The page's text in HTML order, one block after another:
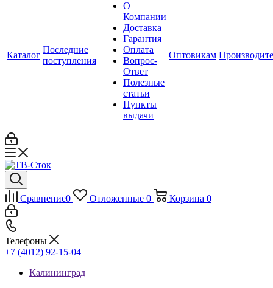
Каталог
Последние
поступления
О
Компании
Доставка
Гарантия
Оплата
Вопрос-
Ответ
Полезные
статьи
Пункты
выдачи
Оптовикам
Сравнение0 Отложенные 0 Корзина 0
Телефоны
+7 (4012) 92-15-04
Калининград